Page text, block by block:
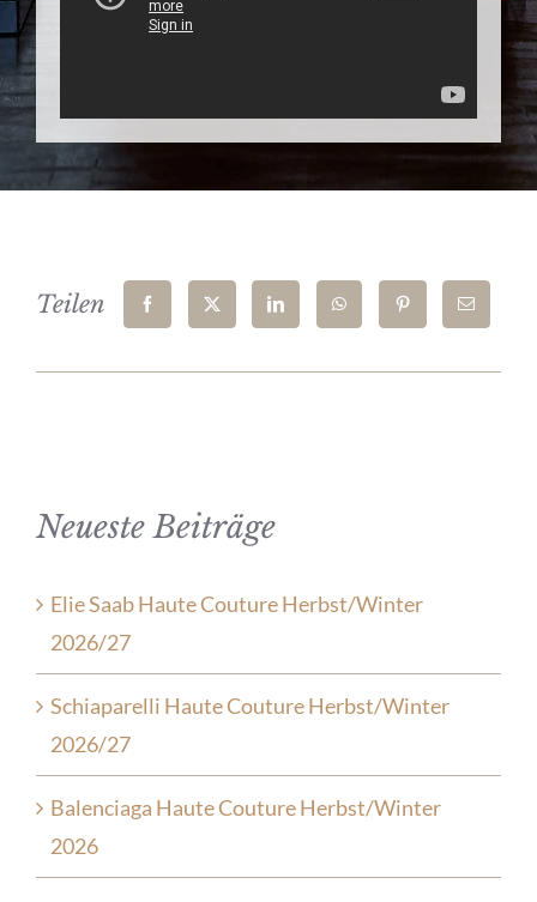
Teilen
Neueste Beiträge
Elie Saab Haute Couture Herbst/Winter
2026/27
Schiaparelli Haute Couture Herbst/Winter
2026/27
Balenciaga Haute Couture Herbst/Winter
2026